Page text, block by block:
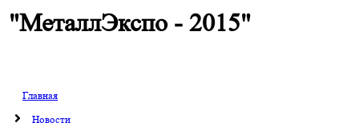
"МеталлЭкспо - 2015"
Главная
Новости